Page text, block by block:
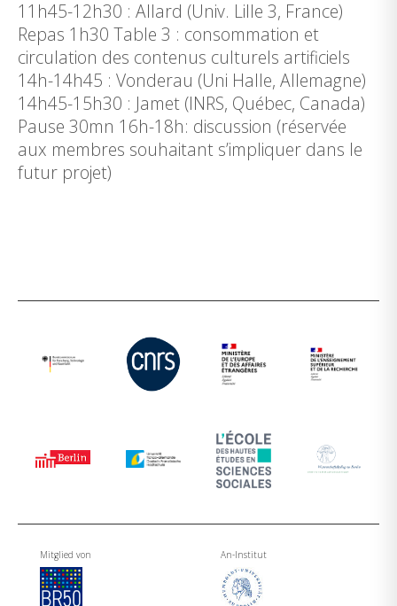
11h45-12h30 : Allard (Univ. Lille 3, France)
Repas 1h30 Table 3 : consommation et
circulation des contenus culturels artificiels
14h-14h45 : Vonderau (Uni Halle, Allemagne)
14h45-15h30 : Jamet (INRS, Québec, Canada)
Pause 30mn 16h-18h: discussion (réservée
aux membres souhaitant s’impliquer dans le
futur projet)
Mitglied von An-Institut